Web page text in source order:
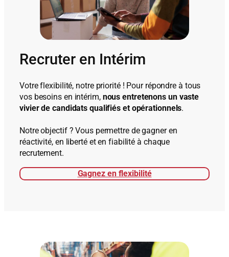
Recruter en Intérim
Votre flexibilité, notre priorité ! Pour répondre à tous
vos besoins en intérim, nous entretenons un vaste
vivier de candidats qualifiés et opérationnels.
Notre objectif ? Vous permettre de gagner en
réactivité, en liberté et en fiabilité à chaque
recrutement.
Gagnez en flexibilité